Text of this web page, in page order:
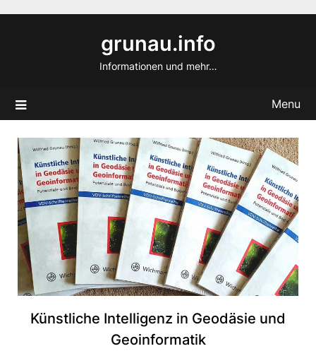
grunau.info
Informationen und mehr…
Menu
Künstliche Intelligenz in Geodäsie und
Geoinformatik